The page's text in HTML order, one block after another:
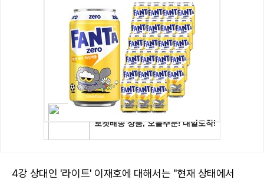
4강 상대인 '라이트' 이재호에 대해서는 "현재 상태에서